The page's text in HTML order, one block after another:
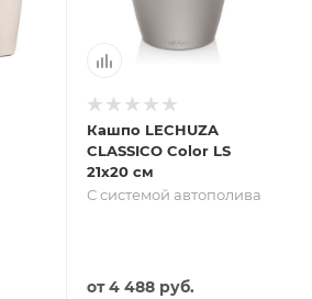
Кашпо LECHUZA
CLASSICO Color LS
21х20 см
С системой автополива
от4 488 руб.